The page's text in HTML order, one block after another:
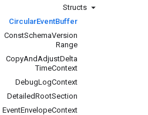
Structs
CircularEventBuffer
ConstSchemaVersion
Range
CopyAndAdjustDelta
TimeContext
DebugLogContext
DetailedRootSection
EventEnvelopeContext